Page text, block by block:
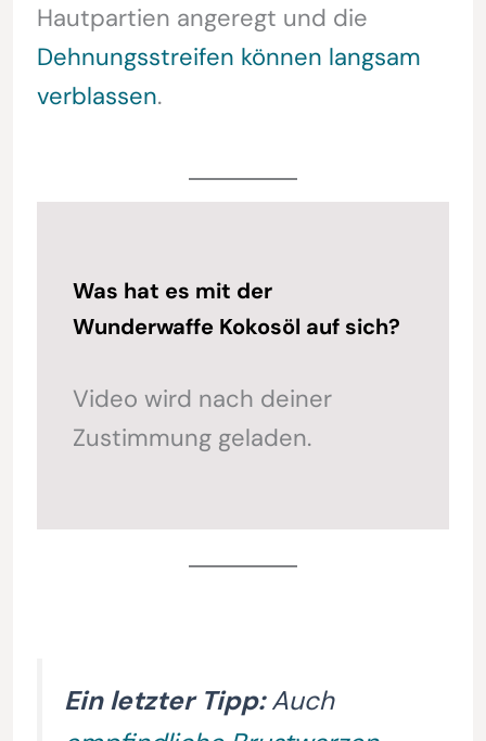
Hautpartien angeregt und die
Dehnungsstreifen können langsam
verblassen.
Was hat es mit der
Wunderwaffe Kokosöl auf sich?
Video wird nach deiner
Zustimmung geladen.
Ein letzter Tipp:Auch